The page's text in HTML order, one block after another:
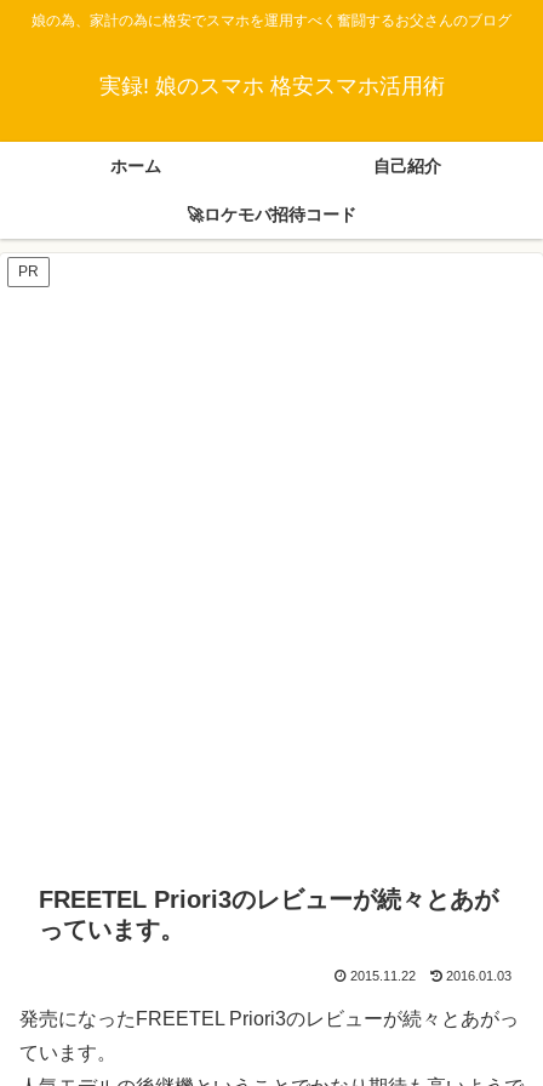
娘の為、家計の為に格安でスマホを運用すべく奮闘するお父さんのブログ
実録! 娘のスマホ 格安スマホ活用術
ホーム 自己紹介
🚀ロケモバ招待コード
PR
FREETEL Priori3のレビューが続々とあが
っています。
2015.11.22 2016.01.03
発売になったFREETEL Priori3のレビューが続々とあがっ
ています。